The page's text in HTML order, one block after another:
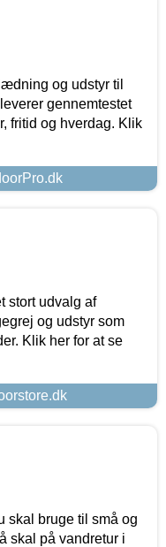
og udstyr til
gennemtestet
fritid og hverdag. Klik
stort udvalg af
og udstyr som
Klik her for at se
skal bruge til små og
skal på vandretur i